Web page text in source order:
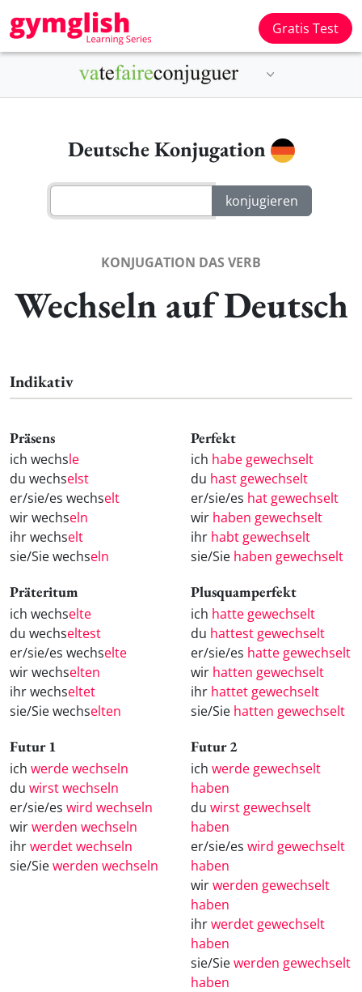
Gratis Test
Deutsche Konjugation
KONJUGATION DAS VERB
Wechseln auf Deutsch
Indikativ
Präsens
ich wechsle
du wechselst
er/sie/es wechselt
wir wechseln
ihr wechselt
sie/Sie wechseln
Perfekt
ich habe gewechselt
du hast gewechselt
er/sie/es hat gewechselt
wir haben gewechselt
ihr habt gewechselt
sie/Sie haben gewechselt
Präteritum
ich wechselte
du wechseltest
er/sie/es wechselte
wir wechselten
ihr wechseltet
sie/Sie wechselten
Plusquamperfekt
ich hatte gewechselt
du hattest gewechselt
er/sie/es hatte gewechselt
wir hatten gewechselt
ihr hattet gewechselt
sie/Sie hatten gewechselt
Futur 1
ich werde wechseln
du wirst wechseln
er/sie/es wird wechseln
wirwerden wechseln
ihrwerdet wechseln
sie/Siewerden wechseln
Futur 2
ich werde gewechselt
haben
du wirst gewechselt
haben
er/sie/es wird gewechselt
haben
wirwerden gewechselt
haben
ihrwerdet gewechselt
haben
sie/Siewerden gewechselt
haben